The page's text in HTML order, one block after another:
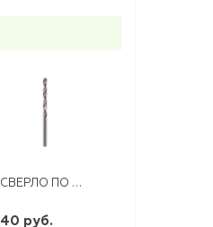
СВЕРЛО ПО МЕТАЛЛУ 8,0 ММ HSS
40 руб.